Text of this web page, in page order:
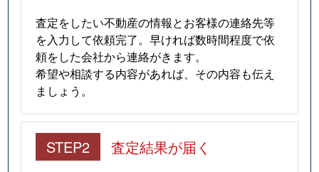
査定をしたい不動産の情報とお客様の連絡先等
を入力して依頼完了。早ければ数時間程度で依
頼をした会社から連絡がきます。
希望や相談する内容があれば、その内容も伝え
ましょう。
STEP2 査定結果が届く